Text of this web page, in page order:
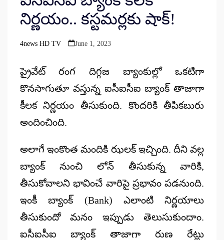
నిర్ణయం.. కస్టమర్లకు షాక్!
Posted
4news HD TV June 1, 2023
ప్రైవేట్ రంగ దిగ్గజ బ్యాంకుల్లో ఒకటిగా
కొనసాగుతూ వస్తున్న ఐసీఐసీఐ బ్యాంక్ తాజాగా
కీలక నిర్ణయం తీసుకుంది. కొందరికి తీపికబురు
అందించింది.
అలాగే ఇంకొంత మందికి ఝలక్ ఇచ్చింది. దీని వల్ల
బ్యాంక్ నుంచి లోన్ తీసుకున్న వారికి,
తీసుకోవాలని భావించే వారిపై ప్రభావం పడనుంది.
ఇంకీ బ్యాంక్ (Bank) ఎలాంటి నిర్ణయాలు
తీసుకుందో మనం ఇప్పుడు తెలుసుకుందాం.
ఐసీఐసీఐ బ్యాంక్ తాజాగా రుణ రేట్లు